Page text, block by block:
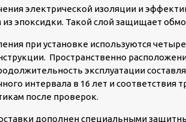
электрической изоляции и
эпоксидки. Такой слой защищает
при установке используются
Пространственно
эксплуатации
интервала в 16 лет и соответствия
после проверок.
дополнен специальными